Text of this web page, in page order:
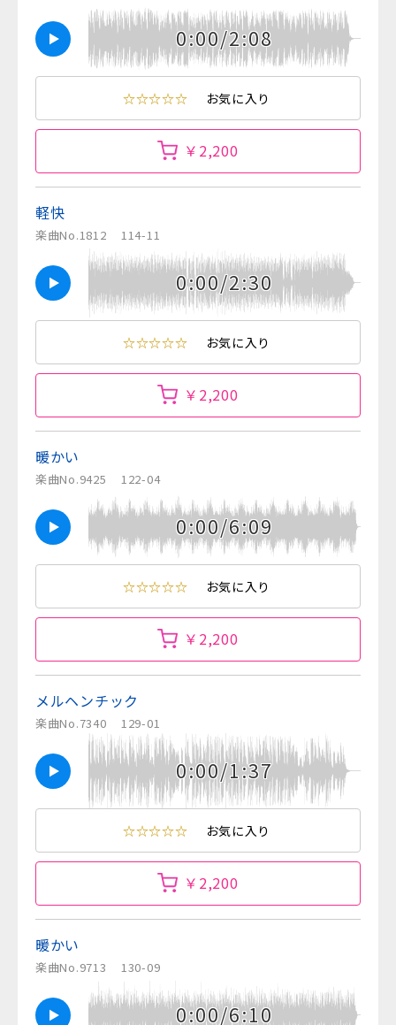
0:00/2:08
☆☆☆☆☆ お気に入り
￥2,200
軽快
楽曲No.1812 114-11
0:00/2:30
☆☆☆☆☆ お気に入り
￥2,200
暖かい
楽曲No.9425 122-04
0:00/6:09
☆☆☆☆☆ お気に入り
￥2,200
メルヘンチック
楽曲No.7340 129-01
0:00/1:37
☆☆☆☆☆ お気に入り
￥2,200
暖かい
楽曲No.9713 130-09
0:00/6:10